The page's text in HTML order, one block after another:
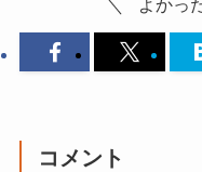
よかっ
コメント